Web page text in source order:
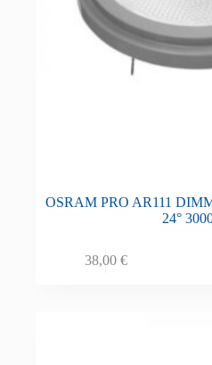
OSRAM PRO AR111
24°
38,00 €